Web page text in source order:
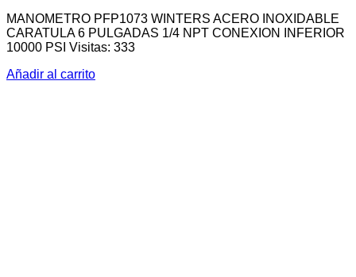
MANOMETRO PFP1073 WINTERS ACERO INOXIDABLE
CARATULA 6 PULGADAS 1/4 NPT CONEXION INFERIOR
10000 PSI Visitas: 333
Añadir al carrito